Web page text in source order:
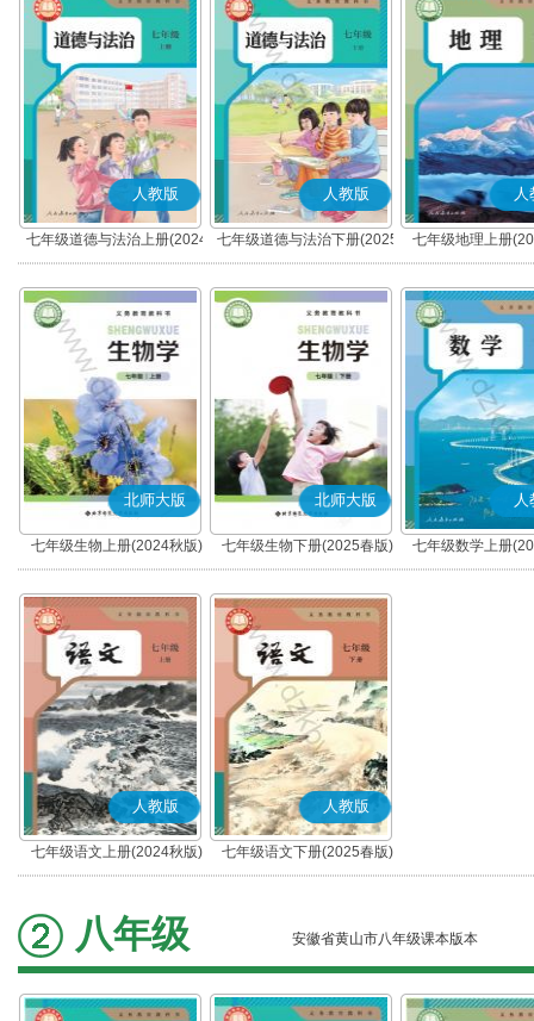
人教版
七年级道德与法治上册(2024
秋版)(部编版)
人教版
七年级道德与法治下册(2025
春版)(部编版)
人
七年级地理上册
北师大版
七年级生物上册(2024秋版)
北师大版
七年级生物下册(2025春版)
人
七年级数学上册
人教版
七年级语文上册(2024秋版)
(部编版)
人教版
七年级语文下册(2025春版)
(部编版)
八年级 安徽省黄山市八年级课本版本